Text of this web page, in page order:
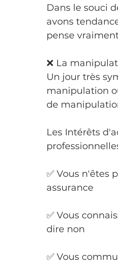
Dans le souci
avons
pense
❌ La
Un jour très
manipulation
de
Les Intérêts
✅ Vous n'êtes
assurance
✅ Vous
dire non
✅ Vous